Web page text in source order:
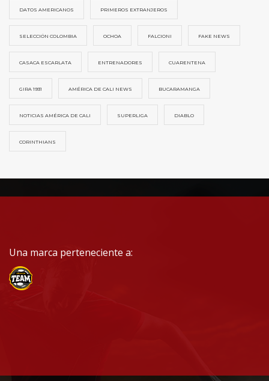
DATOS AMERICANOS PRIMEROS EXTRANJEROS
SELECCIÓN COLOMBIA OCHOA FALCIONI FAKE NEWS
CASACA ESCARLATA ENTRENADORES CUARENTENA
GIRA 1931 AMÉRICA DE CALI NEWS BUCARAMANGA
NOTICIAS AMÉRICA DE CALI SUPERLIGA DIABLO
CORINTHIANS
Una marca perteneciente a: